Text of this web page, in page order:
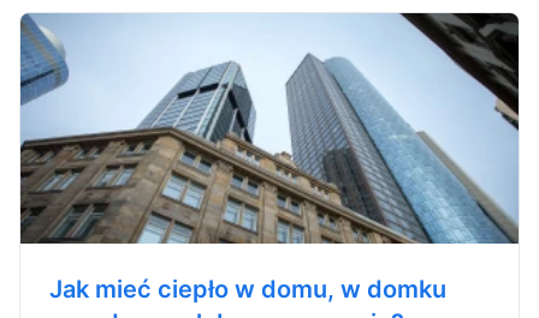
Jak mieć ciepło w domu, w domku